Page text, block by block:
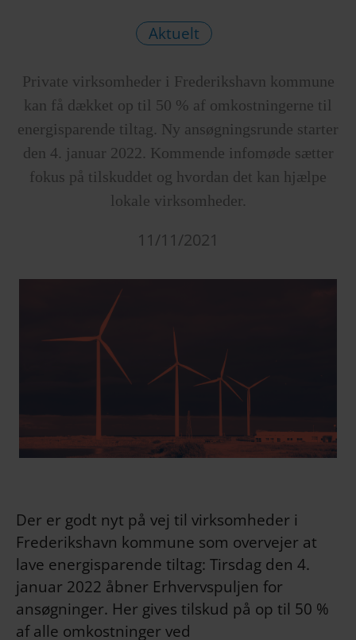
Aktuelt
Private virksomheder i Frederikshavn kommune
kan få dækket op til 50 % af omkostningerne til
energisparende tiltag. Ny ansøgningsrunde starter
den 4. januar 2022. Kommende infomøde sætter
fokus på tilskuddet og hvordan det kan hjælpe
lokale virksomheder.
11/11/2021
Der er godt nyt på vej til virksomheder i
Frederikshavn kommune som overvejer at
lave energisparende tiltag: Tirsdag den 4.
januar 2022 åbner Erhvervspuljen for
ansøgninger. Her gives tilskud på op til 50 %
af alle omkostninger ved